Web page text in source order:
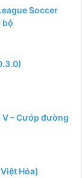
Soccer
bộ
V – Cướp đường
Hóa)